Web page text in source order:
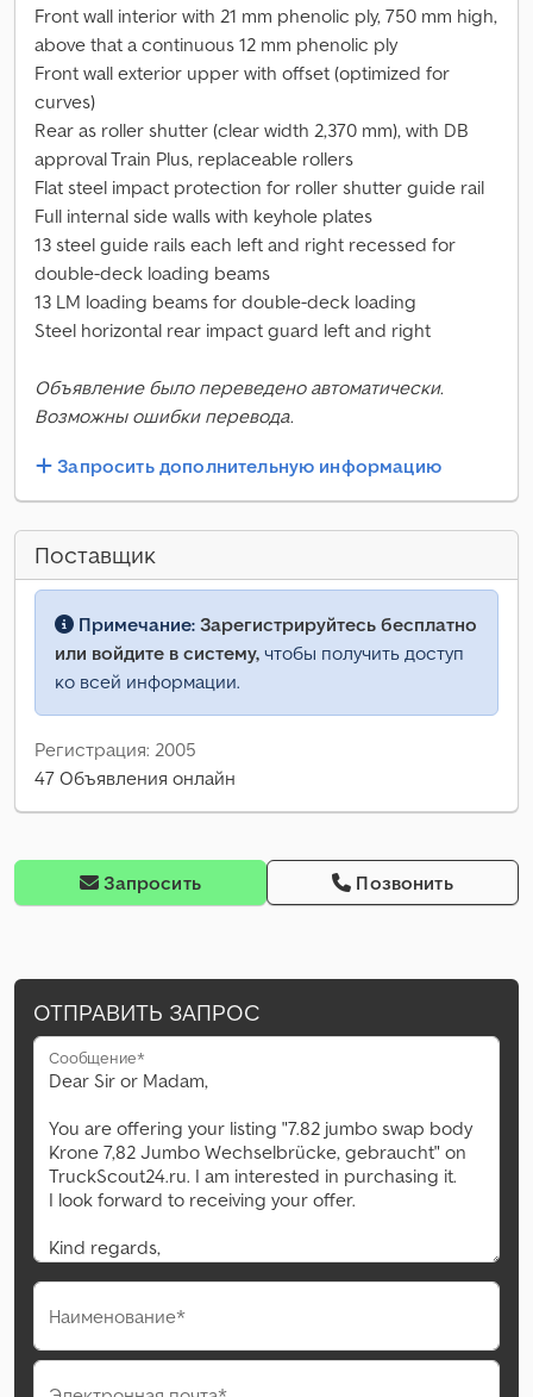
Front wall interior with 21 mm phenolic ply, 750 mm high,
above that a continuous 12 mm phenolic ply
Front wall exterior upper with offset (optimized for
curves)
Rear as roller shutter (clear width 2,370 mm), with DB
approval Train Plus, replaceable rollers
Flat steel impact protection for roller shutter guide rail
Full internal side walls with keyhole plates
13 steel guide rails each left and right recessed for
double-deck loading beams
13 LM loading beams for double-deck loading
Steel horizontal rear impact guard left and right
Объявление было переведено автоматически.
Возможны ошибки перевода.
Запросить дополнительную информацию
Поставщик
Примечание: Зарегистрируйтесь бесплатно
или войдите в систему, чтобы получить доступ
ко всей информации.
Регистрация: 2005
47 Объявления онлайн
Запросить Позвонить
ОТПРАВИТЬ ЗАПРОС
Сообщение*
Наименование*